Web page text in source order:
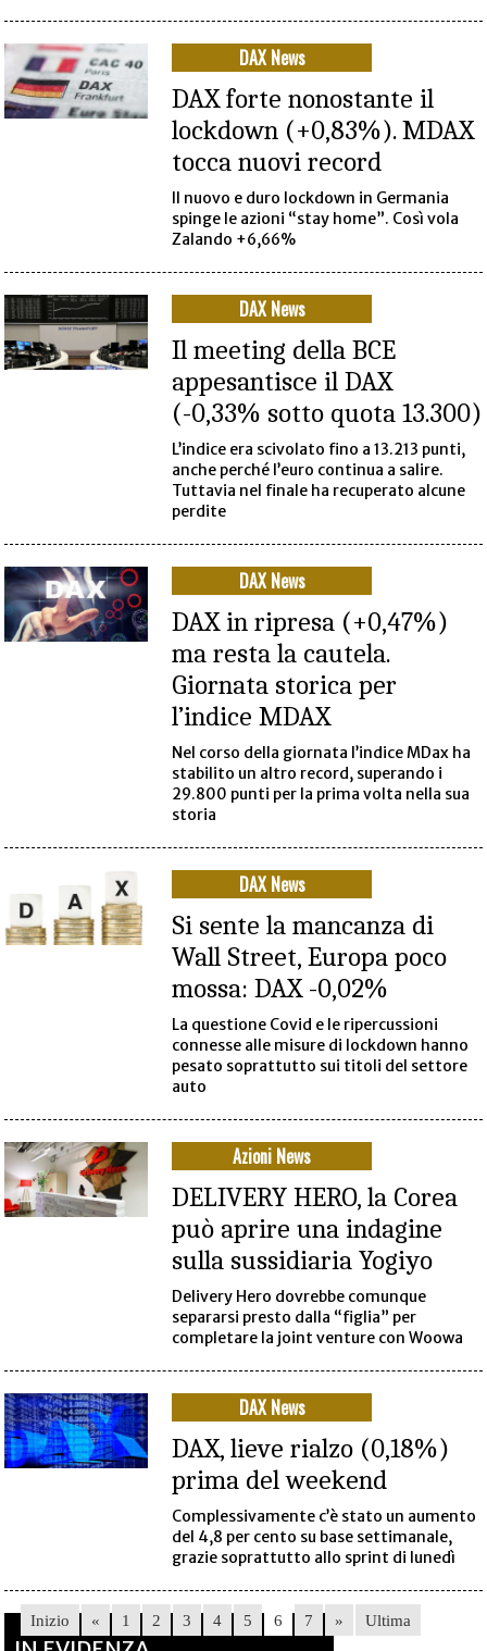
DAX News
DAX forte nonostante il
lockdown (+0,83%). MDAX
tocca nuovi record
Il nuovo e duro lockdown in Germania
spinge le azioni “stay home”. Così vola
Zalando +6,66%
DAX News
Il meeting della BCE
appesantisce il DAX
(-0,33% sotto quota 13.300)
L’indice era scivolato fino a 13.213 punti,
anche perché l’euro continua a salire.
Tuttavia nel finale ha recuperato alcune
perdite
DAX News
DAX in ripresa (+0,47%)
ma resta la cautela.
Giornata storica per
l’indice MDAX
Nel corso della giornata l’indice MDax ha
stabilito un altro record, superando i
29.800 punti per la prima volta nella sua
storia
DAX News
Si sente la mancanza di
Wall Street, Europa poco
mossa: DAX -0,02%
La questione Covid e le ripercussioni
connesse alle misure di lockdown hanno
pesato soprattutto sui titoli del settore
auto
Azioni News
DELIVERY HERO, la Corea
può aprire una indagine
sulla sussidiaria Yogiyo
Delivery Hero dovrebbe comunque
separarsi presto dalla “figlia” per
completare la joint venture con Woowa
DAX News
DAX, lieve rialzo (0,18%)
prima del weekend
Complessivamente c’è stato un aumento
del 4,8 per cento su base settimanale,
grazie soprattutto allo sprint di lunedì
Inizio « 1 2 3 4 5 6 7 » Ultima